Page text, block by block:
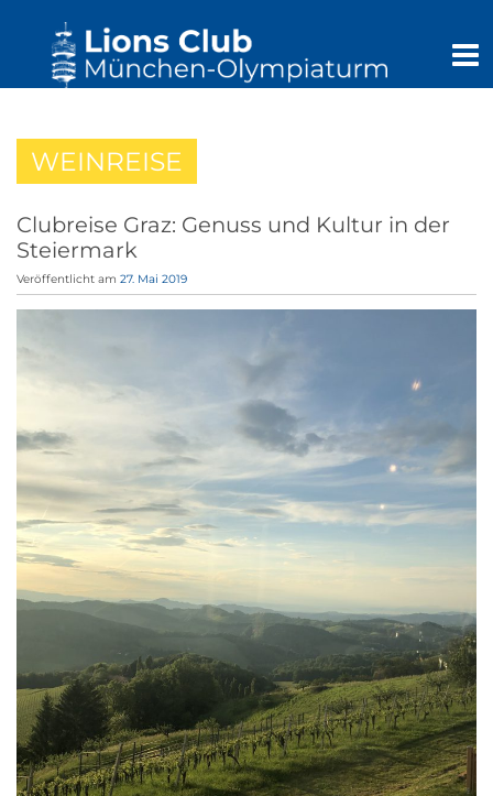
WEINREISE
Clubreise Graz: Genuss und Kultur in der
Steiermark
Veröffentlicht am 27. Mai 2019